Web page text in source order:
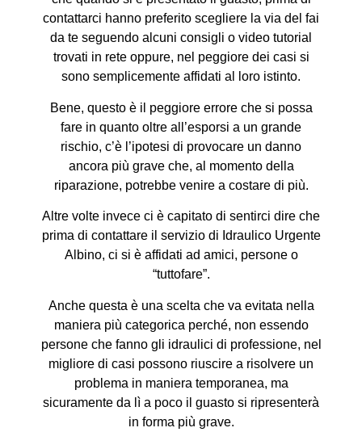
contattarci hanno preferito scegliere la via del fai
da te seguendo alcuni consigli o video tutorial
trovati in rete oppure, nel peggiore dei casi si
sono semplicemente affidati al loro istinto.
Bene, questo è il peggiore errore che si possa
fare in quanto oltre all’esporsi a un grande
rischio, c’è l’ipotesi di provocare un danno
ancora più grave che, al momento della
riparazione, potrebbe venire a costare di più.
Altre volte invece ci è capitato di sentirci dire che
prima di contattare il servizio di Idraulico Urgente
Albino, ci si è affidati ad amici, persone o
“tuttofare”.
Anche questa è una scelta che va evitata nella
maniera più categorica perché, non essendo
persone che fanno gli idraulici di professione, nel
migliore di casi possono riuscire a risolvere un
problema in maniera temporanea, ma
sicuramente da lì a poco il guasto si ripresenterà
in forma più grave.